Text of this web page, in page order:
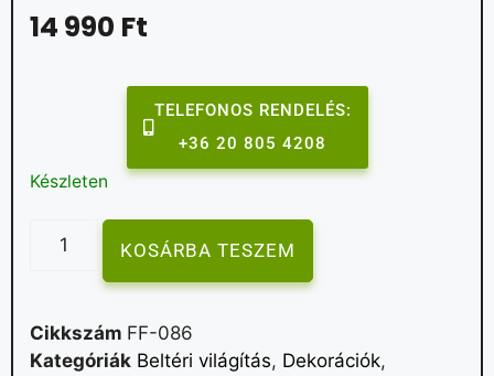
14 990 Ft
TELEFONOS RENDELÉS:
+36 20 805 4208
Készleten
KOSÁRBA TESZEM
Cikkszám FF-086
Kategóriák Beltéri világítás, Dekorációk,